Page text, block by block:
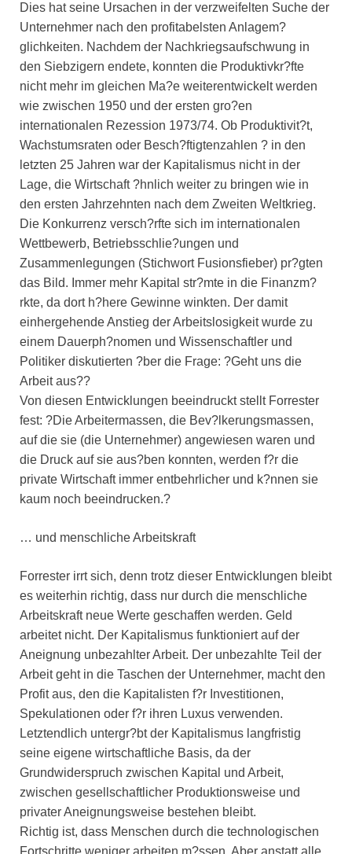
Dies hat seine Ursachen in der verzweifelten Suche der
Unternehmer nach den profitabelsten Anlagem?
glichkeiten. Nachdem der Nachkriegsaufschwung in
den Siebzigern endete, konnten die Produktivkr?fte
nicht mehr im gleichen Ma?e weiterentwickelt werden
wie zwischen 1950 und der ersten gro?en
internationalen Rezession 1973/74. Ob Produktivit?t,
Wachstumsraten oder Besch?ftigtenzahlen ? in den
letzten 25 Jahren war der Kapitalismus nicht in der
Lage, die Wirtschaft ?hnlich weiter zu bringen wie in
den ersten Jahrzehnten nach dem Zweiten Weltkrieg.
Die Konkurrenz versch?rfte sich im internationalen
Wettbewerb, Betriebsschlie?ungen und
Zusammenlegungen (Stichwort Fusionsfieber) pr?gten
das Bild. Immer mehr Kapital str?mte in die Finanzm?
rkte, da dort h?here Gewinne winkten. Der damit
einhergehende Anstieg der Arbeitslosigkeit wurde zu
einem Dauerph?nomen und Wissenschaftler und
Politiker diskutierten ?ber die Frage: ?Geht uns die
Arbeit aus??
Von diesen Entwicklungen beeindruckt stellt Forrester
fest: ?Die Arbeitermassen, die Bev?lkerungsmassen,
auf die sie (die Unternehmer) angewiesen waren und
die Druck auf sie aus?ben konnten, werden f?r die
private Wirtschaft immer entbehrlicher und k?nnen sie
kaum noch beeindrucken.?
… und menschliche Arbeitskraft
Forrester irrt sich, denn trotz dieser Entwicklungen bleibt
es weiterhin richtig, dass nur durch die menschliche
Arbeitskraft neue Werte geschaffen werden. Geld
arbeitet nicht. Der Kapitalismus funktioniert auf der
Aneignung unbezahlter Arbeit. Der unbezahlte Teil der
Arbeit geht in die Taschen der Unternehmer, macht den
Profit aus, den die Kapitalisten f?r Investitionen,
Spekulationen oder f?r ihren Luxus verwenden.
Letztendlich untergr?bt der Kapitalismus langfristig
seine eigene wirtschaftliche Basis, da der
Grundwiderspruch zwischen Kapital und Arbeit,
zwischen gesellschaftlicher Produktionsweise und
privater Aneignungsweise bestehen bleibt.
Richtig ist, dass Menschen durch die technologischen